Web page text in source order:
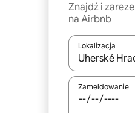
Znajdź i
na Airbnb
Lokalizacja
Gdy wyniki
Zameldowanie